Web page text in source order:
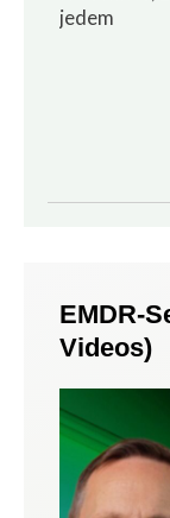
jedem
EMDR-
Videos)